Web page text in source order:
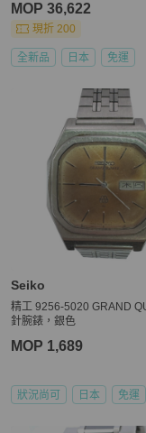
MOP 36,622
現折 200
全新品 日本 免運
Seiko
精工 9256-5020 GRAND
針腕錶，銀色
MOP 1,689
狀況尚可 日本 免運